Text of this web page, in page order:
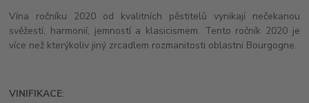
Vína ročníku 2020 od kvalitních pěstitelů vynikají nečekanou
svěžestí, harmonií, jemností a klasicismem. Tento ročník 2020 je
více než kterýkoliv jiný zrcadlem rozmanitosti oblastni Bourgogne.
VINIFIKACE: